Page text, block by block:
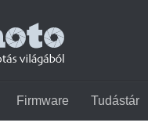
Firmware Tudástár